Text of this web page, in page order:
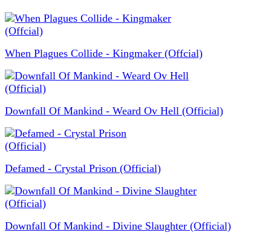
When Plagues Collide - Kingmaker (Offcial)
Downfall Of Mankind - Weard Ov Hell (Official)
Defamed - Crystal Prison (Official)
Downfall Of Mankind - Divine Slaughter (Official)